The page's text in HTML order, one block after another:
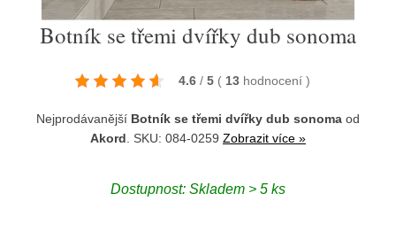
Botník se třemi dvířky dub sonoma
4.6 / 5 ( 13 hodnocení )
Nejprodávanější Botník se třemi dvířky dub sonoma od
Akord . SKU: 084-0259 Zobrazit více »
Dostupnost: Skladem > 5 ks